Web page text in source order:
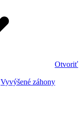
Otvoriť
Vyvýšené záhony